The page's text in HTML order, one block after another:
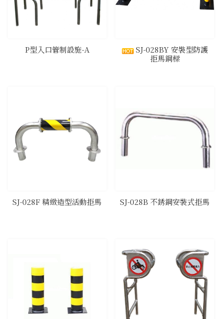
P型入口管制設施-A
SJ-028BY 安裝型防護
拒馬鋼樑
SJ-028F 精緻造型活動拒馬 SJ-028B 不銹鋼安裝式拒馬